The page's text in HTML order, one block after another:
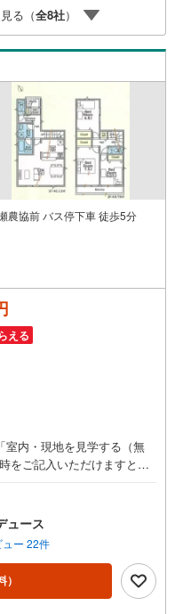
【このタイミング】で不安
か？？ --------------
る（全8社）
農協前 バス停下車 徒歩5分
える
内・現地を見学する（無
をご記入いただけますとス
、大和市・綾瀬市・座間市
す！最新物件情報や当社限
ざいますので、お気軽にお
ル専門スタッフによる【丁寧
ンシャルプラン提案書の作
ュース
ー 22件
）